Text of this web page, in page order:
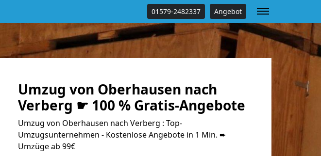
01579-2482337 Angebot
Umzug von Oberhausen nach
Verberg ☛ 100 % Gratis-Angebote
Umzug von Oberhausen nach Verberg : Top-
Umzugsunternehmen - Kostenlose Angebote in 1 Min. ➨
Umzüge ab 99€